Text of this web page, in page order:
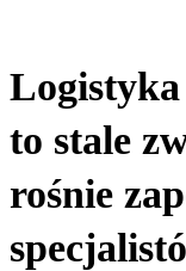
to stale
rośnie